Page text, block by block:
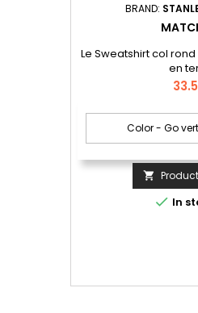
BRAND:
Le Sweatshirt col
en

 In